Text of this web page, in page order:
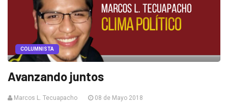
COLUMNISTA
Avanzando juntos
Marcos L. Tecuapacho 08 de Mayo 2018